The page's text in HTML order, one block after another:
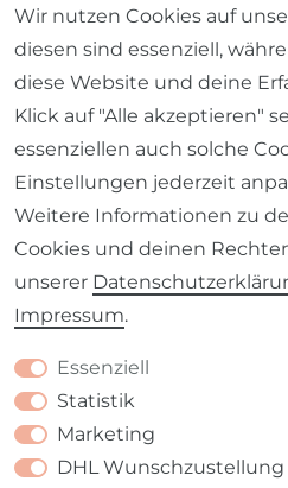
Barrierefreiheitserklärung
VERTRAG
Wir nutzen Cookies auf
diesen sind essenziell,
diese Website und deine
Klick auf "Alle akzeptieren"
essenziellen auch solche
Einstellungen jederzeit
Weitere Informationen zu
Cookies und deinen
unserer
Impressum.
Essenziell
Statistik
Marketing
DHL Wunschzustellung